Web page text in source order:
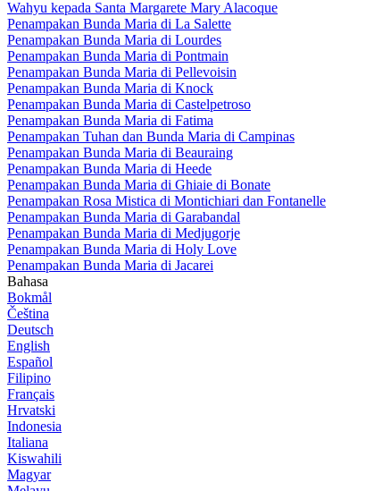
Wahyu kepada Santa Margarete Mary Alacoque
Penampakan Bunda Maria di La Salette
Penampakan Bunda Maria di Lourdes
Penampakan Bunda Maria di Pontmain
Penampakan Bunda Maria di Pellevoisin
Penampakan Bunda Maria di Knock
Penampakan Bunda Maria di Castelpetroso
Penampakan Bunda Maria di Fatima
Penampakan Tuhan dan Bunda Maria di Campinas
Penampakan Bunda Maria di Beauraing
Penampakan Bunda Maria di Heede
Penampakan Bunda Maria di Ghiaie di Bonate
Penampakan Rosa Mistica di Montichiari dan Fontanelle
Penampakan Bunda Maria di Garabandal
Penampakan Bunda Maria di Medjugorje
Penampakan Bunda Maria di Holy Love
Penampakan Bunda Maria di Jacarei
Bahasa
Bokmål
Čeština
Deutsch
English
Español
Filipino
Français
Hrvatski
Indonesia
Italiana
Kiswahili
Magyar